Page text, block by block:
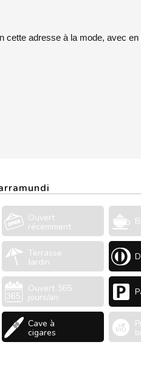
adresse à la mode, avec
Ouvert
récemment
Terrasse
Jardin
Ouvert 365
jours/an
Cave à
cigares